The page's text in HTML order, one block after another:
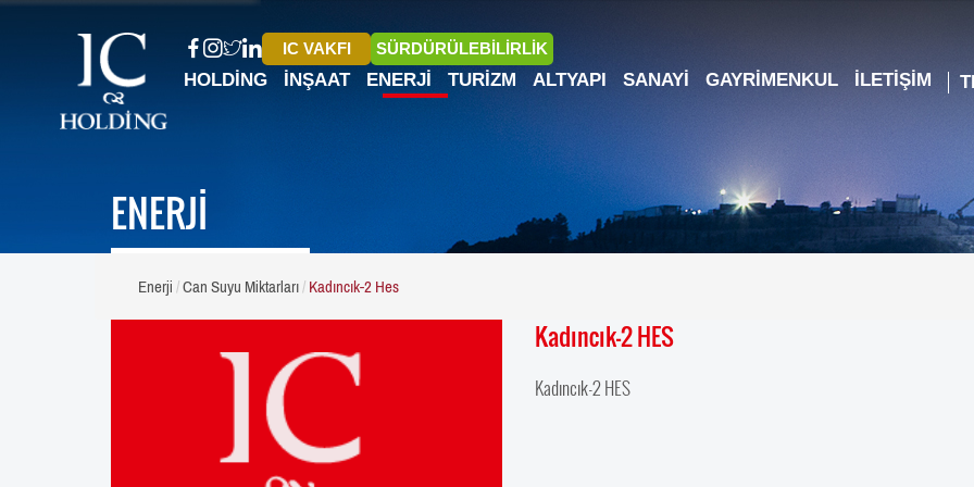
IC VAKFI SÜRDÜRÜLEBİLİRLİK
HOLDING İNŞAAT ENERJI TURIZM ALTYAPI SANAYI GAYRIMENKUL İLETIŞIM
ENERJİ
Enerji Can Suyu Miktarları Kadıncık-2 Hes
Kadıncık-2 HES
Kadıncık-2 HES